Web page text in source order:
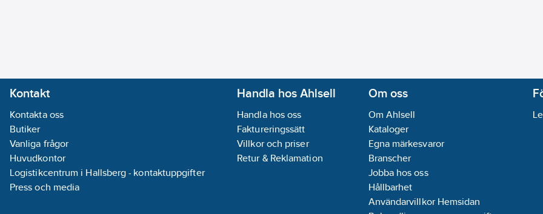
Kontakt
Kontakta oss
Butiker
Vanliga frågor
Huvudkontor
Logistikcentrum i Hallsberg - kontaktuppgifter
Press och media
Handla hos Ahlsell
Handla hos oss
Faktureringssätt
Villkor och priser
Retur & Reklamation
Om oss
Om Ahlsell
Kataloger
Egna märkesvaror
Branscher
Jobba hos oss
Hållbarhet
Användarvillkor Hemsidan